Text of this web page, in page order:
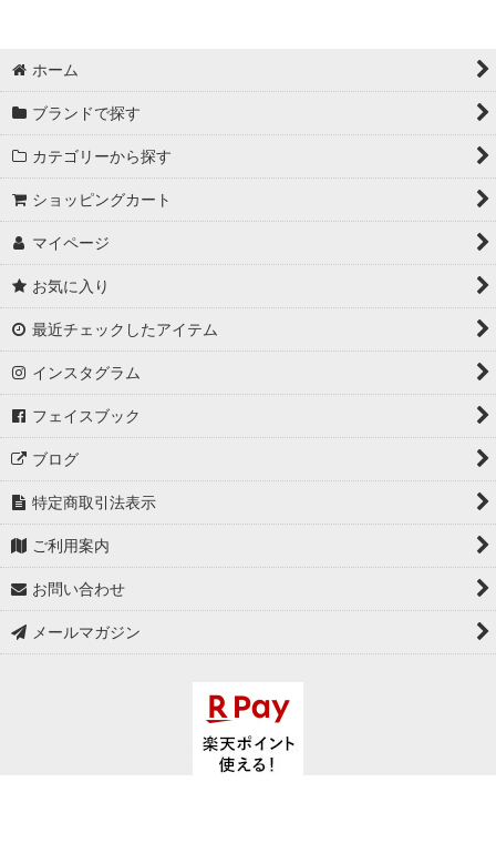
ホーム
ブランドで探す
カテゴリーから探す
ショッピングカート
マイページ
お気に入り
最近チェックしたアイテム
インスタグラム
フェイスブック
ブログ
特定商取引法表示
ご利用案内
お問い合わせ
メールマガジン